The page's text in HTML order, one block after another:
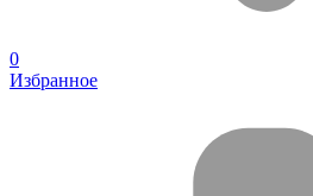
0
Избранное